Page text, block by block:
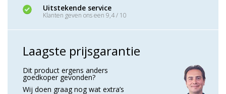
Uitstekende service
Klanten geven ons een 9,4 / 10
Laagste prijsgarantie
Dit product ergens anders
goedkoper gevonden?
Wij doen graag nog wat extra’s